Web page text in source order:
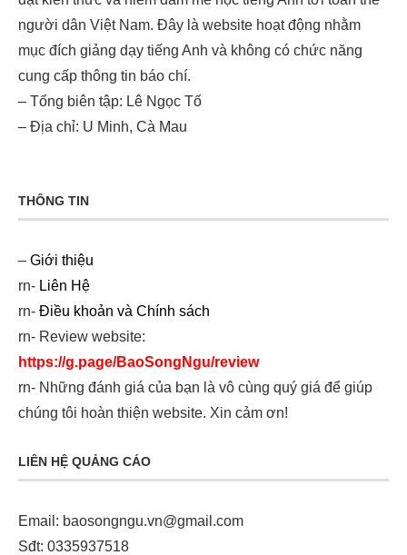
người dân Việt Nam. Đây là website hoạt động nhằm
mục đích giảng dạy tiếng Anh và không có chức năng
cung cấp thông tin báo chí.
– Tổng biên tập: Lê Ngọc Tố
– Địa chỉ: U Minh, Cà Mau
THÔNG TIN
– Giới thiệu
rn- Liên Hệ
rn- Điều khoản và Chính sách
rn- Review website:
https://g.page/BaoSongNgu/review
rn- Những đánh giá của bạn là vô cùng quý giá để giúp
chúng tôi hoàn thiện website. Xin cảm ơn!
LIÊN HỆ QUẢNG CÁO
Email: baosongngu.vn@gmail.com
Sđt: 0335937518